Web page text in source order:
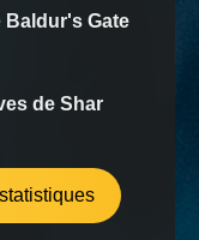
Baldur's Gate
de Shar